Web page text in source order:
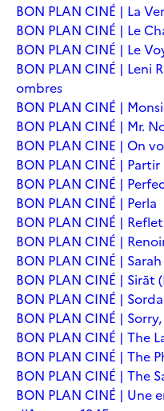
BON PLAN CINÉ | La
BON PLAN CINÉ | Le
BON PLAN CINÉ | Le
BON PLAN CINÉ | Leni
ombres
BON PLAN CINÉ |
BON PLAN CINÉ | Mr.
BON PLAN CINE | On
BON PLAN CINÉ |
BON PLAN CINÉ |
BON PLAN CINÉ | Perla
BON PLAN CINÉ |
BON PLAN CINÉ |
BON PLAN CINÉ |
BON PLAN CINÉ | Sirāt
BON PLAN CINÉ |
BON PLAN CINÉ |
BON PLAN CINÉ | The
BON PLAN CINÉ | The
BON PLAN CINÉ | The
BON PLAN CINÉ | Une